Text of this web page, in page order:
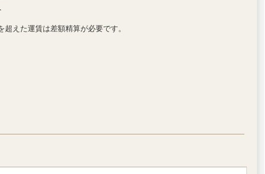
えた運賃は差額精算が必要です。